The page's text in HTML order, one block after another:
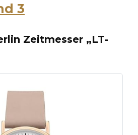
3
Zeitmesser „LT-